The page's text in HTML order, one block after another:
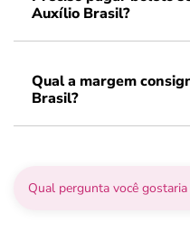
Auxílio Brasil?
Qual a margem
Brasil?